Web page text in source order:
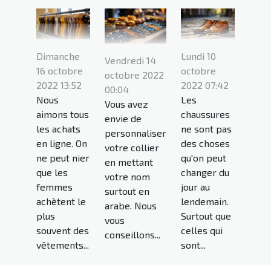
Dimanche
16 octobre
2022 13:52
Nous
aimons tous
les achats
en ligne. On
ne peut nier
que les
femmes
achètent le
plus
souvent des
vêtements...
Vendredi 14
octobre 2022
00:04
Vous avez
envie de
personnaliser
votre collier
en mettant
votre nom
surtout en
arabe. Nous
vous
conseillons...
Lundi 10
octobre
2022 07:42
Les
chaussures
ne sont pas
des choses
qu'on peut
changer du
jour au
lendemain.
Surtout que
celles qui
sont...